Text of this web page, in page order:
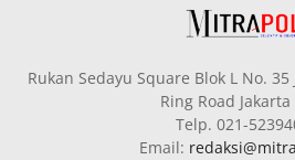
Rukan Sedayu Square Blok L No.
Ring Road
Telp. 021-
Email: